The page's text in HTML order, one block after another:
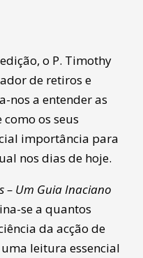
o P. Timothy
de retiros e
nos a entender as
como os seus
importância para
nos dias de hoje.
– Um Guia Inaciano
se a quantos
da acção de
leitura essencial